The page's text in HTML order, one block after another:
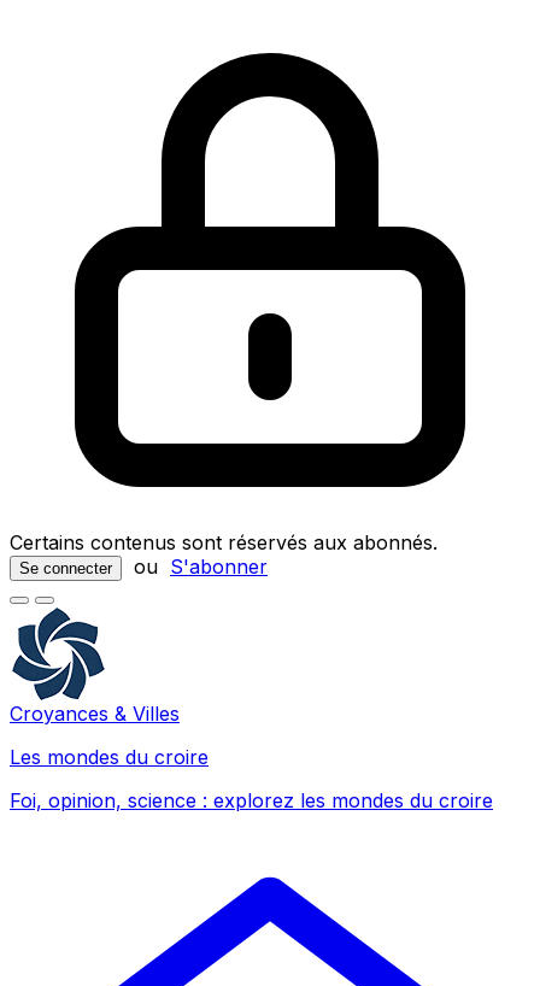
Certains contenus sont réservés aux abonnés.
Se connecter ou S'abonner
Croyances & Villes
Les mondes du croire
Foi, opinion, science : explorez les mondes du croire